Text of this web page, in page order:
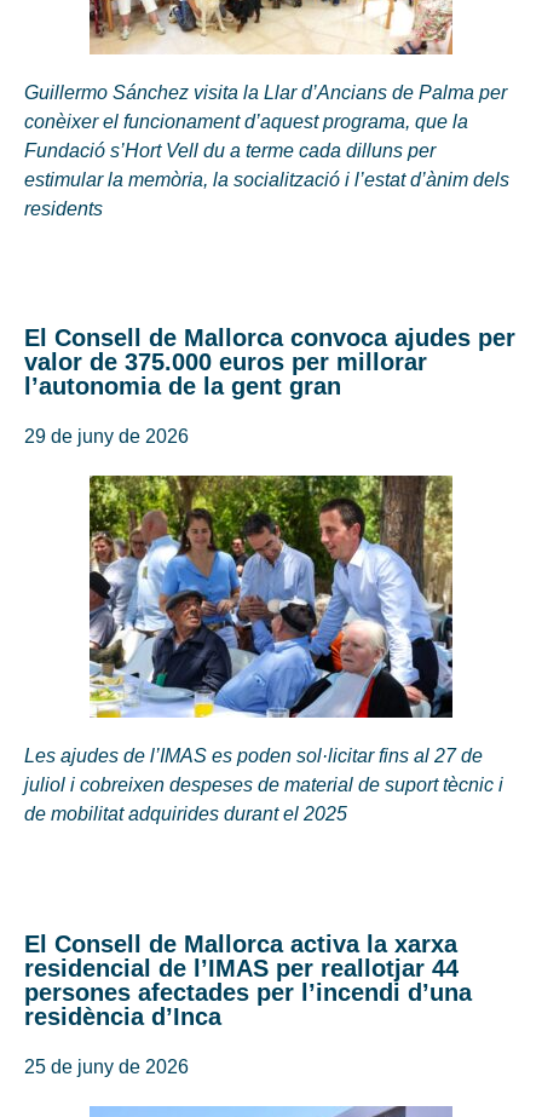
Guillermo Sánchez visita la Llar d’Ancians de Palma per
conèixer el funcionament d’aquest programa, que la
Fundació s’Hort Vell du a terme cada dilluns per
estimular la memòria, la socialització i l’estat d’ànim dels
residents
El Consell de Mallorca convoca ajudes per
valor de 375.000 euros per millorar
l’autonomia de la gent gran
29 de juny de 2026
Les ajudes de l’IMAS es poden sol·licitar fins al 27 de
juliol i cobreixen despeses de material de suport tècnic i
de mobilitat adquirides durant el 2025
El Consell de Mallorca activa la xarxa
residencial de l’IMAS per reallotjar 44
persones afectades per l’incendi d’una
residència d’Inca
25 de juny de 2026